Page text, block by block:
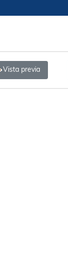
Vista previa